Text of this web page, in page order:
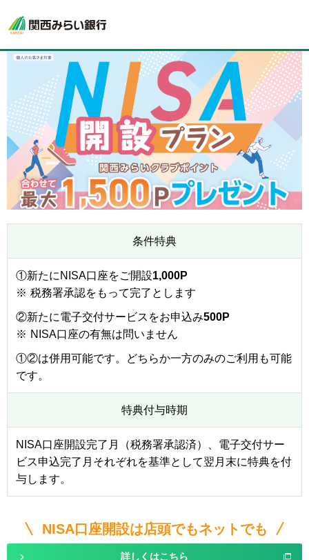
条件特典
①新たにNISA口座をご開設1,000P
※ 税務署承認をもって完了とします
②新たに電子交付サービスをお申込み500P
※ NISA口座の有無は問いません
①②は併用可能です。どちらか一方のみのご利用も可能
です。
特典付与時期
NISA口座開設完了月（税務署承認済）、電子交付サー
ビス申込完了月それぞれを基準として翌月末に特典を付
与します。
NISA口座開設は店頭でもネットでも
詳しくはこちら